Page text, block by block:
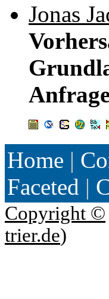
Jonas
Home |
Faceted |
Copyright ©
trier.de)